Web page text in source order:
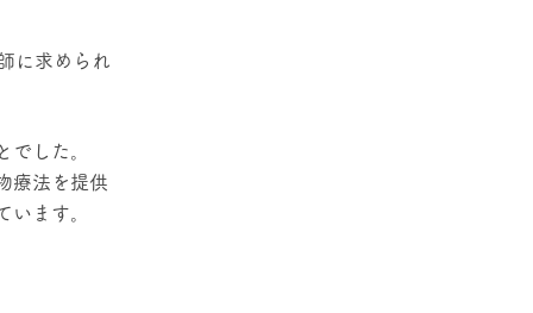
に求められ
でした。
療法を提供
います。